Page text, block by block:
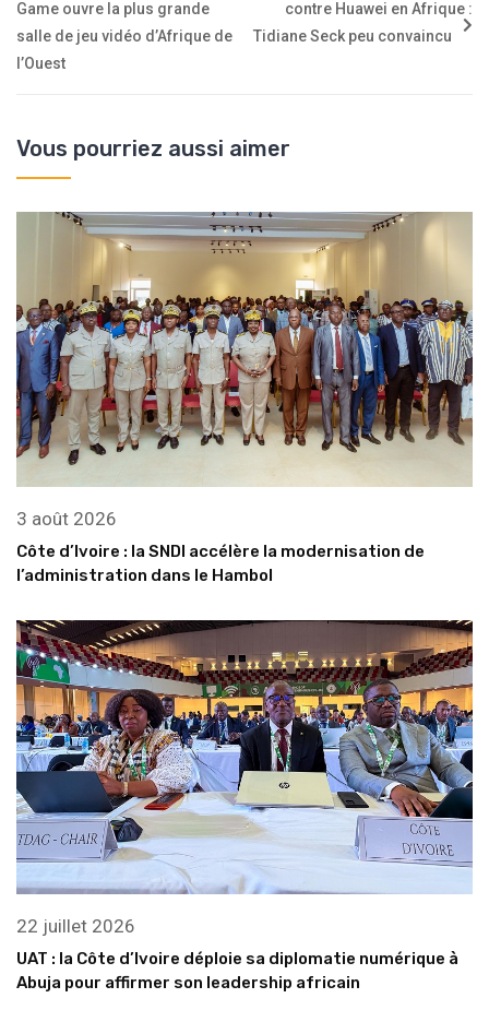
Game ouvre la plus grande
salle de jeu vidéo d’Afrique de
l’Ouest
contre Huawei en Afrique :
Tidiane Seck peu convaincu
Vous pourriez aussi aimer
3 août 2026
Côte d’Ivoire : la SNDI accélère la modernisation de
l’administration dans le Hambol
22 juillet 2026
UAT : la Côte d’Ivoire déploie sa diplomatie numérique à
Abuja pour affirmer son leadership africain